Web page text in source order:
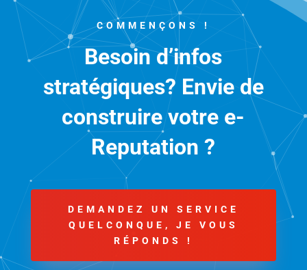
COMMENÇONS !
Besoin d’infos
stratégiques? Envie de
construire votre e-
Reputation ?
DEMANDEZ UN SERVICE
QUELCONQUE, JE VOUS
RÉPONDS !